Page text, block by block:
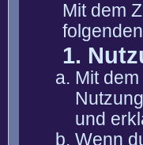
Mit dem
1.
Mit
und
Wenn